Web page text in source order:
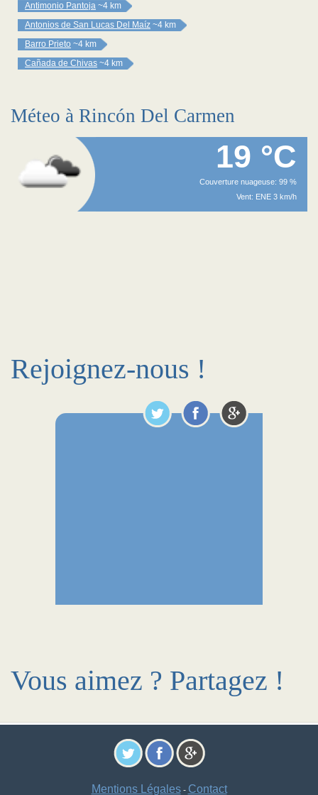
Antimonio Pantoja ~4 km
Antonios de San Lucas Del Maíz ~4 km
Barro Prieto ~4 km
Cañada de Chivas ~4 km
Méteo à Rincón Del Carmen
19 °C
Couverture nuageuse: 99 %
Vent: ENE 3 km/h
Rejoignez-nous !
Vous aimez ? Partagez !
Mentions Légales- Contact